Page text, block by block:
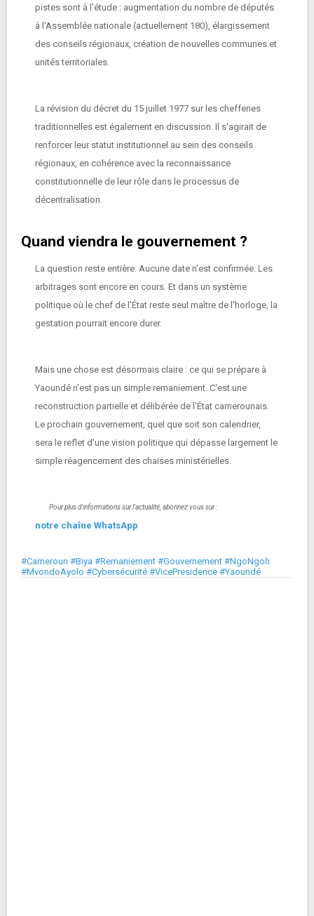
pistes sont à l'étude : augmentation du nombre de députés
à l'Assemblée nationale (actuellement 180), élargissement
des conseils régionaux, création de nouvelles communes et
unités territoriales.
La révision du décret du 15 juillet 1977 sur les chefferies
traditionnelles est également en discussion. Il s'agirait de
renforcer leur statut institutionnel au sein des conseils
régionaux, en cohérence avec la reconnaissance
constitutionnelle de leur rôle dans le processus de
décentralisation.
Quand viendra le gouvernement ?
La question reste entière. Aucune date n'est confirmée. Les
arbitrages sont encore en cours. Et dans un système
politique où le chef de l'État reste seul maître de l'horloge, la
gestation pourrait encore durer.
Mais une chose est désormais claire : ce qui se prépare à
Yaoundé n'est pas un simple remaniement. C'est une
reconstruction partielle et délibérée de l'État camerounais.
Le prochain gouvernement, quel que soit son calendrier,
sera le reflet d'une vision politique qui dépasse largement le
simple réagencement des chaises ministérielles.
Pour plus d'informations sur l'actualité, abonnez vous sur :
notre chaîne WhatsApp
#Cameroun #Biya #Remaniement #Gouvernement #NgoNgoh
#MvondoAyolo #Cybersécurité #VicePresidence #Yaoundé